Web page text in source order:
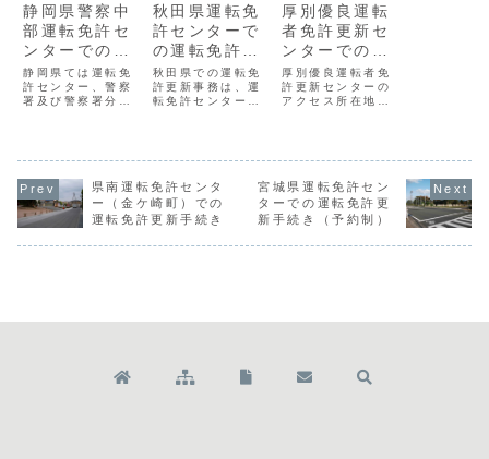
静岡県警察中
部運転免許セ
ンターでの運
転免許更新
（予約制）手
続き
静岡県ては運転免
許センター、警察
署及び警察署分庁
転免許更新手続き
は次のとおりで
す。静岡県警察中
部運転免許センタ
秋田県運転免
許センターで
の運転免許更
新手続き
秋田県での運転免
許更新事務は、運
転免許センターや
きは次のとおりで
す。秋田県運転免
許センターのアク
セス所在地〒０１
厚別優良運転
者免許更新セ
ンターでの更
新手続き（オ
ンライン予約
制）
厚別優良運転者免
許更新センターの
アクセス所在地〒
「新札幌駅」から
徒歩6分ＪＲ函館
本線「厚別駅」か
ら徒歩15分地下鉄
県南運転免許センタ
ー（金ケ崎町）での
運転免許更新手続き
宮城県運転免許セン
ターでの運転免許更
新手続き（予約制）